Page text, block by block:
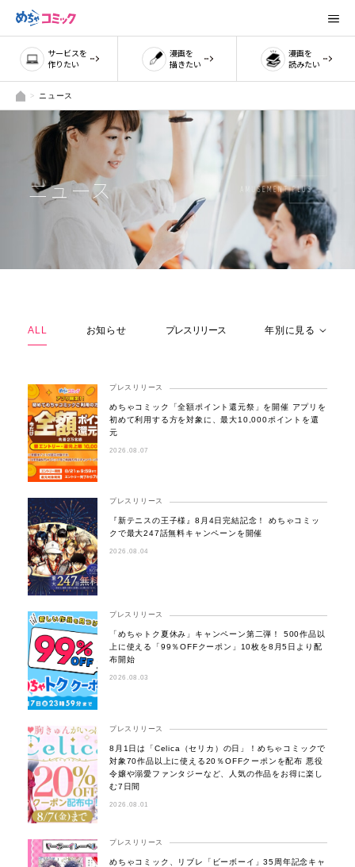
サービスを
作りたい
漫画を
描きたい
漫画を
読みたい
ニュース
ニュース
ALL お知らせ プレスリリース 年別に見る
プレスリリース
めちゃコミック「全額ポイント還元祭」を開催 アプリを
初めて利用する方を対象に、最大10,000ポイントを還
元
2026.08.07
プレスリリース
『新テニスの王子様』8月4日完結記念！ めちゃコミッ
クで最大247話無料キャンペーンを開催
2026.08.04
プレスリリース
「めちゃトク夏休み」キャンペーン第二弾！ 500作品以
上に使える「99％OFFクーポン」10枚を8月5日より配
布開始
2026.08.03
プレスリリース
8月1日は「Celica（セリカ）の日」！めちゃコミックで
対象70作品以上に使える20％OFFクーポンを配布 悪役
令嬢や溺愛ファンタジーなど、人気の作品をお得に楽し
む7日間
2026.08.01
プレスリリース
めちゃコミック、リブレ「ビーボーイ」35周年記念キャ